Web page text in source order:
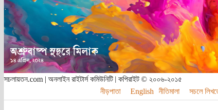
সচলায়তন.com | অনলাইন রাইটার্স কমিউনিটি | কপিরাইট © ২০০৬-২০১৫
নীড়পাতা
English নীতিমালা সচলে